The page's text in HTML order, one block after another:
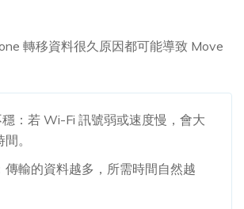
轉移資料很久原因都可能導致 Move
：若 Wi-Fi 訊號弱或速度慢，會大
。
傳輸的資料越多，所需時間自然越